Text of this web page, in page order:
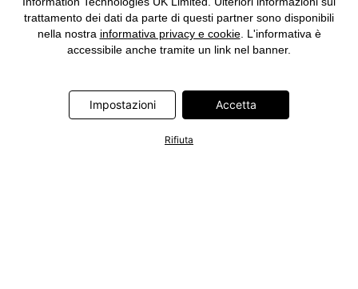
trattamento dei dati da parte di questi partner sono disponibili
nella nostra informativa privacy e cookie. L'informativa è
accessibile anche tramite un link nel banner.
Impostazioni Accetta
Rifiuta